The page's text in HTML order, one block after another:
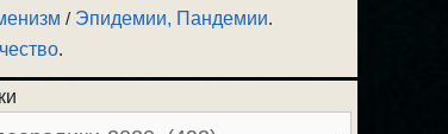
/ Эпидемии, Пандемии.
.